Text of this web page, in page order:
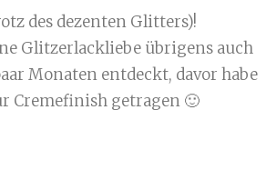
des dezenten Glitters)!
Glitzerlackliebe übrigens auch
Monaten entdeckt, davor habe
Cremefinish getragen 🙂